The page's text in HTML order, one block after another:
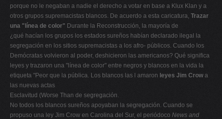
porque no le negaban a nadie el derecho a votar en base a Klux Klan y a
otros grupos supremacistas blancos. De acuerdo a esta caricatura, Trazar
una "línea de color" Durante la Reconstrucción, la mayoría de
¿qué hacían los grupos los estados sureños habían declarado ilegal la
segregación en los sitios supremacistas a los afro- públicos. Cuando los
Demócratas volvieron al poder, deshicieron las americanos? Qué significa
leyes y trazaron una "línea de color" entre negros y blancos en la vida la
etiqueta "Peor que la pública. Los blancos las l amaron leyes Jim Crow a
las nuevas actas
Esclavitud (Worse Than de segregación.
No todos los blancos sureños apoyaban la segregación. Cuando se
propuso una ley Jim Crow en Carolina del Sur, el periódoco News and